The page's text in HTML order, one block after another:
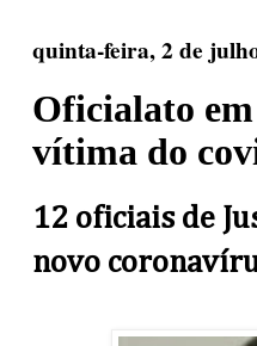
quinta-feira, 2 de
Oficialato
vítima do
12 oficiais de
novo